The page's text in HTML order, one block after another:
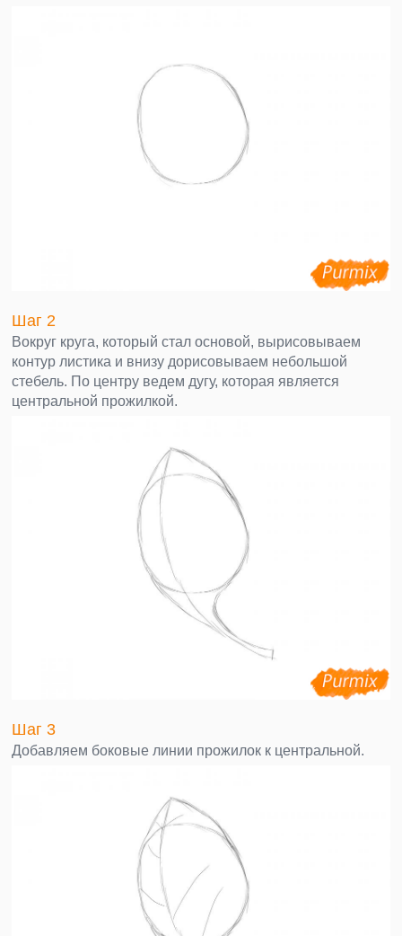
Шаг 2
Вокруг круга, который стал основой, вырисовываем
контур листика и внизу дорисовываем небольшой
стебель. По центру ведем дугу, которая является
центральной прожилкой.
Шаг 3
Добавляем боковые линии прожилок к центральной.